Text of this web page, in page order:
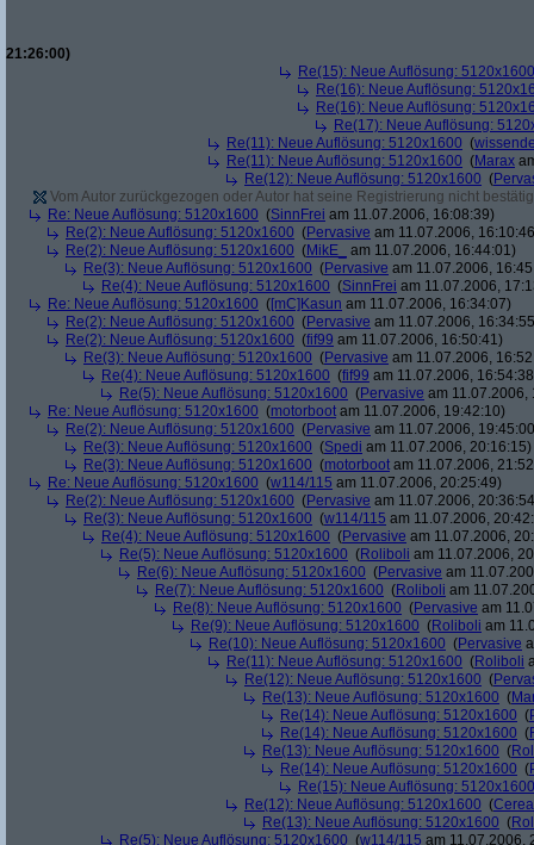
21:26:00)
Re(15): Neue Auflösung: 5120x1600
Re(16): Neue Auflösung:
Re(16): Neue Auflösung:
Re(17): Neue Auflösung:
Re(11): Neue Auflösung: 5120x1600 (
Re(11): Neue Auflösung: 5120x1600 (Marax
Re(12): Neue Auflösung: 5120x1600 (
Vom Autor zurückgezogen oder Autor hat seine Registrierung nicht
Re: Neue Auflösung: 5120x1600 (SinnFrei am 11.07.2006, 16:08:39)
Re(2): Neue Auflösung: 5120x1600 (Pervasive am 11.07.2006,
Re(2): Neue Auflösung: 5120x1600 (MikE_
am 11.07.2006, 16:44:01)
Re(3): Neue Auflösung: 5120x1600 (Pervasive am 11.07.2006,
Re(4): Neue Auflösung: 5120x1600 (SinnFrei am 11.07.2006,
Re: Neue Auflösung: 5120x1600 ([mC]Kasun am 11.07.2006, 16:34:07)
Re(2): Neue Auflösung: 5120x1600 (Pervasive am 11.07.2006,
Re(2): Neue Auflösung: 5120x1600 (fif99 am 11.07.2006, 16:50:41)
Re(3): Neue Auflösung: 5120x1600 (Pervasive am 11.07.2006,
Re(4): Neue Auflösung: 5120x1600 (fif99 am 11.07.2006,
Re(5): Neue Auflösung: 5120x1600 (Pervasive am 11.07.2006,
Re: Neue Auflösung: 5120x1600 (motorboot am 11.07.2006, 19:42:10)
Re(2): Neue Auflösung: 5120x1600 (Pervasive am 11.07.2006,
Re(3): Neue Auflösung: 5120x1600 (Spedi am 11.07.2006, 20:16:15)
Re(3): Neue Auflösung: 5120x1600 (motorboot am 11.07.2006,
Re: Neue Auflösung: 5120x1600 (w114/115 am 11.07.2006, 20:25:49)
Re(2): Neue Auflösung: 5120x1600 (Pervasive am 11.07.2006,
Re(3): Neue Auflösung: 5120x1600 (w114/115 am 11.07.2006,
Re(4): Neue Auflösung: 5120x1600 (Pervasive am 11.07.2006,
Re(5): Neue Auflösung: 5120x1600 (Roliboli am 11.07.2006,
Re(6): Neue Auflösung: 5120x1600 (Pervasive am
Re(7): Neue Auflösung: 5120x1600 (Roliboli am
Re(8): Neue Auflösung: 5120x1600 (Pervasive am
Re(9): Neue Auflösung: 5120x1600 (Roliboli am
Re(10): Neue Auflösung: 5120x1600 (Pervasive
Re(11): Neue Auflösung: 5120x1600 (Roliboli
Re(12): Neue Auflösung: 5120x1600 (
Re(13): Neue Auflösung: 5120x1600 (
Re(14): Neue Auflösung: 5120x1600 (
Re(14): Neue Auflösung: 5120x1600 (
Re(13): Neue Auflösung: 5120x1600 (
Re(14): Neue Auflösung: 5120x1600 (
Re(15): Neue Auflösung: 5120x1600
Re(12): Neue Auflösung: 5120x1600 (
Re(13): Neue Auflösung: 5120x1600 (
Re(5): Neue Auflösung: 5120x1600 (w114/115 am 11.07.2006,